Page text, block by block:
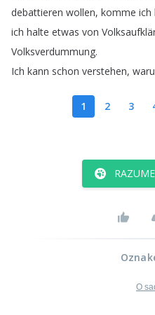
debattieren wollen, komme ich
ich halte etwas von
Volksverdummung.
Ich kann schon verstehen,
1 2 3
O